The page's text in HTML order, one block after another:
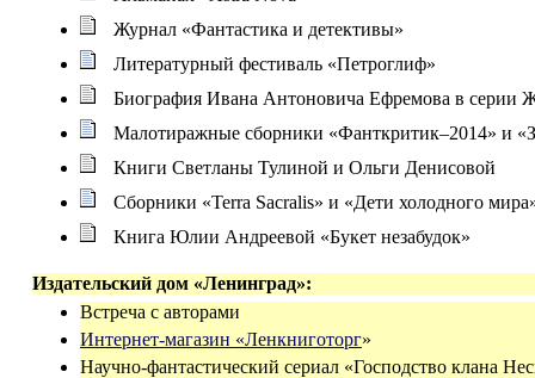
Журнал «Фантастика и детективы»
Литературный фестиваль «Петроглиф»
Биография Ивана Антоновича Ефремова в серии
Малотиражные сборники «Фанткритик­–2014» и
Книги Светланы Тулиной и Ольги Денисовой
Сборники «Terra Sacralis» и «Дети холодного
Книга Юлии Андреевой «Букет незабудок»
Издательский дом «Ленинград»:
Встреча с авторами
Интернет-магазин «Ленкниготорг»
Научно-фантастический сериал «Господство клана